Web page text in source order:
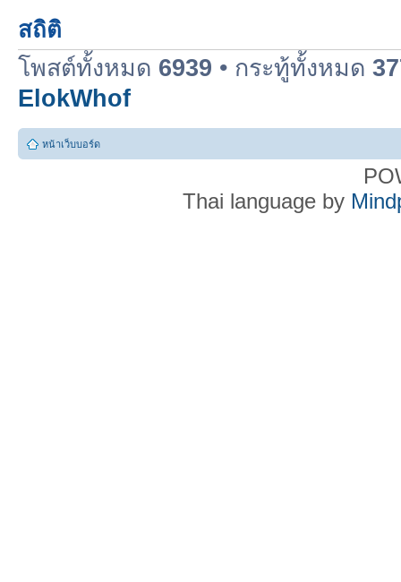
สถิติ
โพสต์ทั้งหมด 6939 • กระทู้ทั้งหมด
ElokWhof
หน้าเว็บบอร์ด
Thai language by